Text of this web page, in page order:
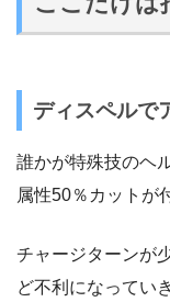
ディスペルで
誰かが特殊技のヘ
属性50％カットが
チャージターンが
ど不利になってい